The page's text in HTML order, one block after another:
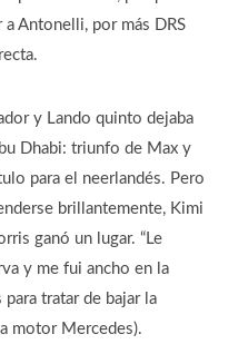
Antonelli, por más DRS
y Lando quinto dejaba
Dhabi: triunfo de Max y
para el neerlandés. Pero
brillantemente, Kimi
ganó un lugar. “Le
y me fui ancho en la
tratar de bajar la
motor Mercedes).